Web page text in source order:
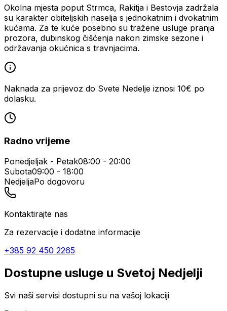
Okolna mjesta poput Strmca, Rakitja i Bestovja zadržala
su karakter obiteljskih naselja s jednokatnim i dvokatnim
kućama. Za te kuće posebno su tražene usluge pranja
prozora, dubinskog čišćenja nakon zimske sezone i
održavanja okućnica s travnjacima.
Naknada za prijevoz do Svete Nedelje iznosi 10€ po
dolasku.
Radno vrijeme
Ponedjeljak - Petak08:00 - 20:00
Subota09:00 - 18:00
NedjeljaPo dogovoru
Kontaktirajte nas
Za rezervacije i dodatne informacije
+385 92 450 2265
Dostupne usluge u Svetoj Nedjelji
Svi naši servisi dostupni su na vašoj lokaciji